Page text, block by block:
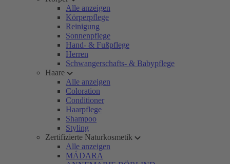
Alle anzeigen
Körperpflege
Reinigung
Sonnenpflege
Hand- & Fußpflege
Herren
Schwangerschafts- & Babypflege
Haare
Alle anzeigen
Coloration
Conditioner
Haarpflege
Shampoo
Styling
Zertifizierte Naturkosmetik
Alle anzeigen
MÁDARA